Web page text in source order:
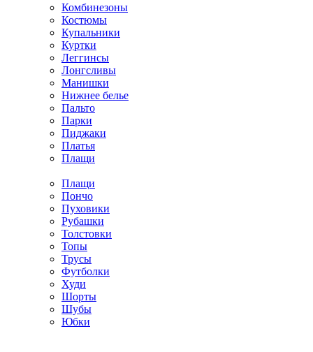
Комбинезоны
Костюмы
Купальники
Куртки
Леггинсы
Лонгсливы
Манишки
Нижнее белье
Пальто
Парки
Пиджаки
Платья
Плащи
Плащи
Пончо
Пуховики
Рубашки
Толстовки
Топы
Трусы
Футболки
Худи
Шорты
Шубы
Юбки